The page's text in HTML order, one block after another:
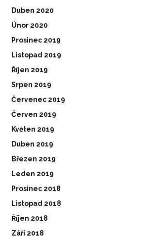
Duben 2020
Únor 2020
Prosinec 2019
Listopad 2019
Říjen 2019
Srpen 2019
Červenec 2019
Červen 2019
Květen 2019
Duben 2019
Březen 2019
Leden 2019
Prosinec 2018
Listopad 2018
Říjen 2018
Září 2018